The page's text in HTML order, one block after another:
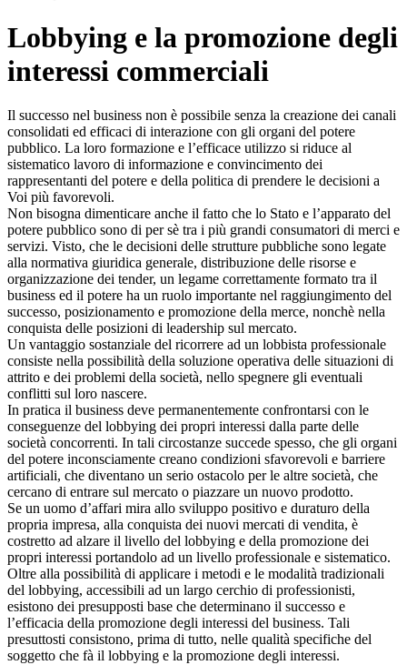
Lobbying e la promozione degli
interessi commerciali
Il successo nel business non è possibile senza la creazione dei canali
consolidati ed efficaci di interazione con gli organi del potere
pubblico. La loro formazione e l’efficace utilizzo si riduce al
sistematico lavoro di informazione e convincimento dei
rappresentanti del potere e della politica di prendere le decisioni a
Voi più favorevoli.
Non bisogna dimenticare anche il fatto che lo Stato e l’apparato del
potere pubblico sono di per sè tra i più grandi consumatori di merci e
servizi. Visto, che le decisioni delle strutture pubbliche sono legate
alla normativa giuridica generale, distribuzione delle risorse e
organizzazione dei tender, un legame correttamente formato tra il
business ed il potere ha un ruolo importante nel raggiungimento del
successo, posizionamento e promozione della merce, nonchè nella
conquista delle posizioni di leadership sul mercato.
Un vantaggio sostanziale del ricorrere ad un lobbista professionale
consiste nella possibilità della soluzione operativa delle situazioni di
attrito e dei problemi della società, nello spegnere gli eventuali
conflitti sul loro nascere.
In pratica il business deve permanentemente confrontarsi con le
conseguenze del lobbying dei propri interessi dalla parte delle
società concorrenti. In tali circostanze succede spesso, che gli organi
del potere inconsciamente creano condizioni sfavorevoli e barriere
artificiali, che diventano un serio ostacolo per le altre società, che
cercano di entrare sul mercato o piazzare un nuovo prodotto.
Se un uomo d’affari mira allo sviluppo positivo e duraturo della
propria impresa, alla conquista dei nuovi mercati di vendita, è
costretto ad alzare il livello del lobbying e della promozione dei
propri interessi portandolo ad un livello professionale e sistematico.
Oltre alla possibilità di applicare i metodi e le modalità tradizionali
del lobbying, accessibili ad un largo cerchio di professionisti,
esistono dei presupposti base che determinano il successo e
l’efficacia della promozione degli interessi del business. Tali
presuttosti consistono, prima di tutto, nelle qualità specifiche del
soggetto che fà il lobbying e la promozione degli interessi.